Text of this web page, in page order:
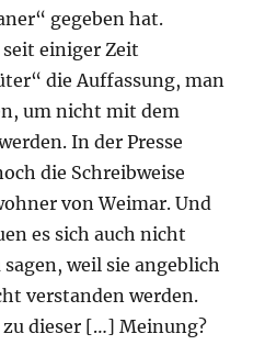
gegeben hat.
einiger Zeit
die Auffassung, man
um nicht mit dem
In der Presse
die Schreibweise
von Weimar. Und
es sich auch nicht
weil sie angeblich
verstanden werden.
dieser […] Meinung?